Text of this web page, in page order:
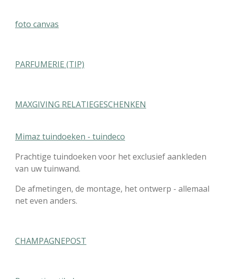
foto canvas
PARFUMERIE (TIP)
MAXGIVING RELATIEGESCHENKEN
Mimaz tuindoeken - tuindeco
Prachtige tuindoeken voor het exclusief aankleden
van uw tuinwand.
De afmetingen, de montage, het ontwerp - allemaal
net even anders.
CHAMPAGNEPOST